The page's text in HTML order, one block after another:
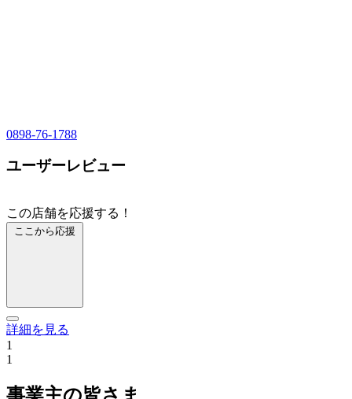
0898-76-1788
ユーザーレビュー
この店舗を応援する！
ここから応援
詳細を見る
1
1